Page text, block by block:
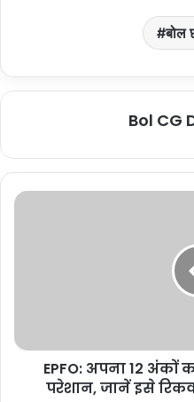
बोल
Bol CG
EPFO: अपना 12 अंकों
परेशान, जानें इसे